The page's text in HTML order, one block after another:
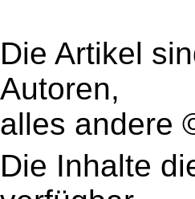
Die Artikel
Autoren,
alles andere
Die Inhalte